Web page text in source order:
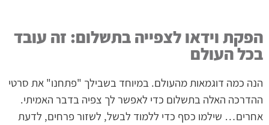
הפקת וידאו לצפייה בתשלום: זה עובד
בכל העולם ​
הנה כמה דוגמאות מהעולם. במיוחד בשבילך "פתחנו" את סרטי
ההדרכה האלה בתשלום כדי לאפשר לך צפיה בדבר האמיתי.
אחרים… שילמו כסף כדי ללמוד לבשל, לשזור פרחים, לדעת